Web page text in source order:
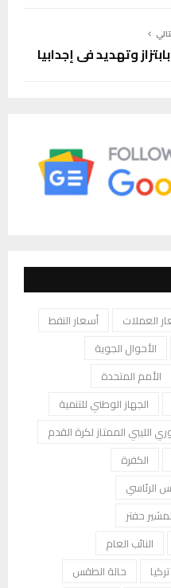
وتهديد في إجدابيا
العملات
أسعار النفط
الأحوال الجوية
الأمم المتحدة
الجهاز الوطني للتنمية
الليبي الممتاز لكرة القدم
الكفرة
الرئاسي
حفتر
النائب العام
تركيا
حالة الطقس